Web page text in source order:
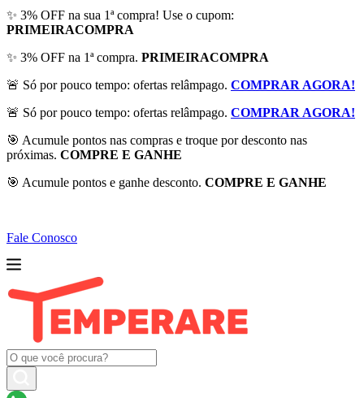
✨ 3% OFF na sua 1ª compra! Use o cupom:
PRIMEIRACOMPRA
✨ 3% OFF na 1ª compra. PRIMEIRACOMPRA
🚨 Só por pouco tempo: ofertas relâmpago. COMPRAR AGORA!
🚨 Só por pouco tempo: ofertas relâmpago. COMPRAR AGORA!
🎯 Acumule pontos nas compras e troque por desconto nas
próximas. COMPRE E GANHE
🎯 Acumule pontos e ganhe desconto. COMPRE E GANHE
Fale Conosco